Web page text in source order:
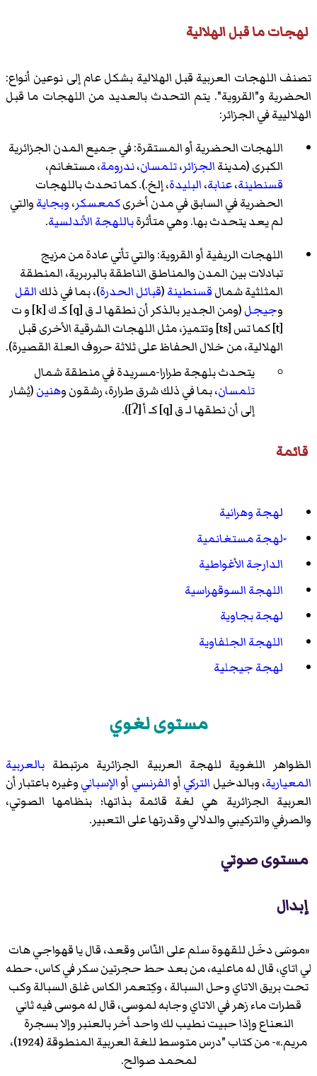
لهجات ما قبل الهلالية
تصنف اللهجات العربية قبل الهلالية بشكل عام إلى نوعين أنواع:
الحضرية و"القروية". يتم التحدث بالعديد من اللهجات ما قبل
الهلاليية في الجزائر:
اللهجات الحضرية أو المستقرة: في جميع المدن الجزائرية
الكبرى (مدينةالجزائر،تلمسان،ندرومة، مستغانم،
قسنطينة،عنابة،البليدة، إلخ.). كما تحدث باللهجات
الحضرية في السابق في مدن أخرىكمعسكر،وبجايةوالتي
لم يعد يتحدث بها. وهي متأثرةباللهجة الأندلسية.
اللهجات الريفية أو القروية: والتي تأتي عادة من مزيج
تبادلات بين المدن والمناطق الناطقة بالبربرية، المنطقة
المثلثية شمالقسنطينة(قبائل الحدرة)، بما في ذلكالقل
وجيجل
(ومن الجدير بالذكر أن نطقها لـ ق [q] كـ ك [k] و ت
[t] كما تس [ts] وتتميز، مثل اللهجات الشرقية الأخرى قبل
الهلالية، من خلال الحفاظ على ثلاثة حروف العلة القصيرة).
يتحدث بلهجة طرارا-مسريدة في منطقة شمال
تلمسان، بما في ذلك شرق طرارة، رشقون وهنين(يُشار
إلى أن نطقها لـ ق [q] كـ أ [ʔ]).
قائمة
لهجة وهرانية
ّلهجة مستغانمية
الدارجة الأغواطية
اللهجة السوقهراسية
لهجة بجاوية
اللهجة الجلفاوية
لهجة جيجلية
مستوى لغوي
الظواهر اللغوية للهجة العربية الجزائرية مرتبطة بالعربية
المعيارية، وبالدخيل التركيأوالفرنسي أوالإسبانيوغيره باعتبار أن
العربية الجزائرية هي لغة قائمة بذاتها؛ بنظامها الصوتي،
والصرفي والتركيبي والدلالي وقدرتها على التعبير.
مستوى صوتي
إبدال
«موسَى دخَل للقهوة سلم على النّاس وقعد، قال يا قهواجي هات
لي اتاي، قال له ماعليه، من بعد حط حجرتين سكر في كاس، حطه
تحت بريق الاتاي وحل السبالة ، وكِتعمر الكاس غلق السبالة وكب
قطرات ماء زهر في الاتاي وجابه لموسى، قال له موسى فيه ثاني
النعناع وإذا حبيت نطيب لك واحد أخر بالعنبر وإلا بسجرة
مريم.»- من كتاب "درس متوسط للغة العربية المنطوقة (1924)،
لمحمد صوالح.